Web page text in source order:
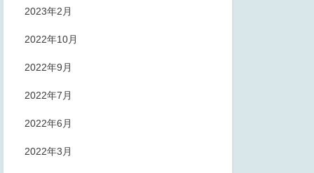
2023年2月
2022年10月
2022年9月
2022年7月
2022年6月
2022年3月